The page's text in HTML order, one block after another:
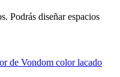
Podrás diseñar espacios